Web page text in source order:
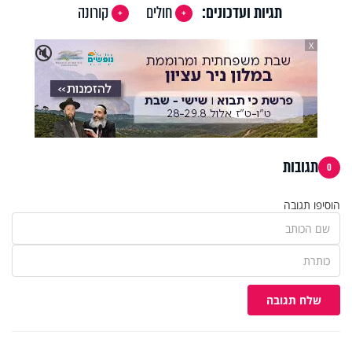
תגיות ועדכונים: חולים
קורונה
🔇
X
0 תגובות
הוסיפו תגובה
שלח תגובה